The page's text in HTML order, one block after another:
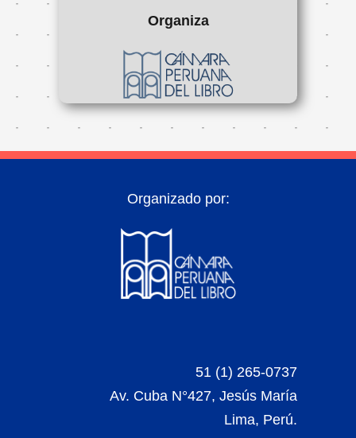
Organiza
Organizado por:
51 (1) 265-0737
Av. Cuba N°427, Jesús María
Lima, Perú.